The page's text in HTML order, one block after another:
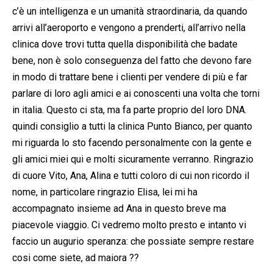
c’è un intelligenza e un umanità straordinaria, da quando
arrivi all’aeroporto e vengono a prenderti, all’arrivo nella
clinica dove trovi tutta quella disponibilità che badate
bene, non è solo conseguenza del fatto che devono fare
in modo di trattare bene i clienti per vendere di più e far
parlare di loro agli amici e ai conoscenti una volta che torni
in italia. Questo ci sta, ma fa parte proprio del loro DNA.
quindi consiglio a tutti la clinica Punto Bianco, per quanto
mi riguarda lo sto facendo personalmente con la gente e
gli amici miei qui e molti sicuramente verranno. Ringrazio
di cuore Vito, Ana, Alina e tutti coloro di cui non ricordo il
nome, in particolare ringrazio Elisa, lei mi ha
accompagnato insieme ad Ana in questo breve ma
piacevole viaggio. Ci vedremo molto presto e intanto vi
faccio un augurio speranza: che possiate sempre restare
cosi come siete, ad maiora ??